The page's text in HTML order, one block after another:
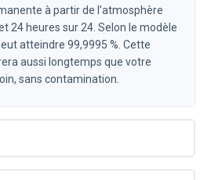
à partir de l’atmosphère
24 heures sur 24. Selon le modèle
atteindre 99,9995 %. Cette
aussi longtemps que votre
sans contamination.